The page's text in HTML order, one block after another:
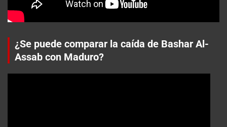
¿Se puede comparar la caída de Bashar Al-
Assab con Maduro?